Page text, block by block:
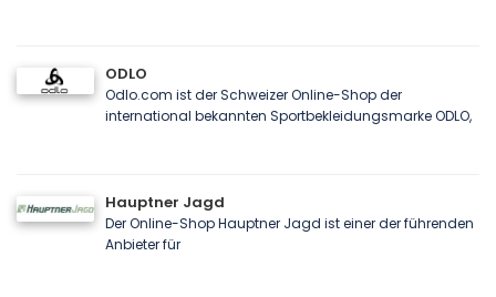
ODLO
Odlo.com ist der Schweizer Online-Shop der
international bekannten Sportbekleidungsmarke ODLO,
Hauptner Jagd
Der Online-Shop Hauptner Jagd ist einer der führenden
Anbieter für